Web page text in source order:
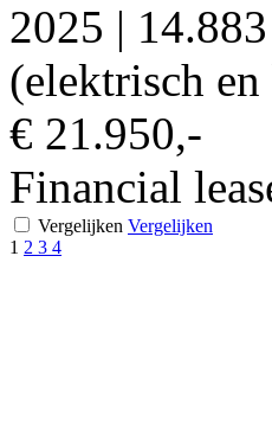
2025 |
(elektrisch
€ 21.950,-
Financial
Vergelijken Vergelijken
1 2 3 4